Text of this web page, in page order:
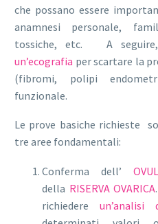
che possano essere
anamnesi personale,
tossiche, etc. A seguire,
un’ecografia per scartare la
(fibromi, polipi
funzionale.
Le prove basiche richieste
tre aree fondamentali:
Conferma dell’
della RISERVA OVARICA
richiedere un’analisi